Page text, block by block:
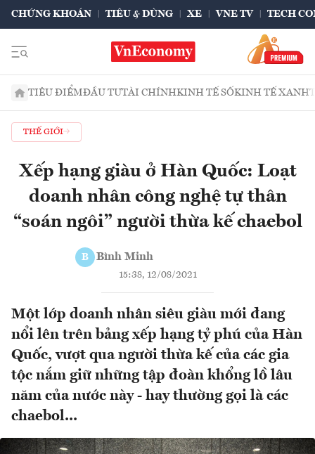
CHỨNG KHOÁN TIÊU & DÙNG XE VNE TV TECH
TIÊU ĐIỂMĐẦU TƯTÀI CHÍNHKINH TẾ SỐKINH TẾ XANH
THẾ GIỚI
Xếp hạng giàu ở Hàn Quốc: Loạt
doanh nhân công nghệ tự thân
“soán ngôi” người thừa kế chaebol
B Bình Minh
15:38, 12/08/2021
Một lớp doanh nhân siêu giàu mới đang
nổi lên trên bảng xếp hạng tỷ phú của Hàn
Quốc, vượt qua người thừa kế của các gia
tộc nắm giữ những tập đoàn khổng lồ lâu
năm của nước này - hay thường gọi là các
chaebol...